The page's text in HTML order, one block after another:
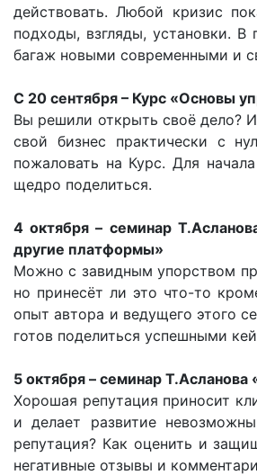
действовать. Любой кризис
подходы, взгляды, установки.
багаж новыми современными и
С 20 сентября – Курс «Основы
Вы решили открыть своё дело?
свой бизнес практически с
пожаловать на Курс. Для
щедро поделиться.
4 октября – семинар
другие платформы»
Можно с завидным упорством
но принесёт ли это что-то
опыт автора и ведущего этого
готов поделиться успешными
5 октября – семинар Т.Асланова
Хорошая репутация приносит
и делает развитие
репутация? Как оценить и
негативные отзывы и